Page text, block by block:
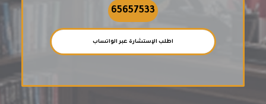
65657533
اطلب الإستشارة عبر الواتساب